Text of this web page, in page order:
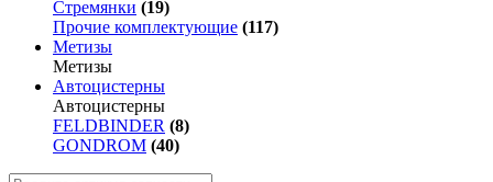
Стремянки (19)
Прочие комплектующие (117)
Метизы
Метизы
Автоцистерны
Автоцистерны
FELDBINDER (8)
GONDROM (40)